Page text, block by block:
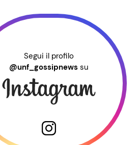
Segui il profilo
@unf_gossipnews su